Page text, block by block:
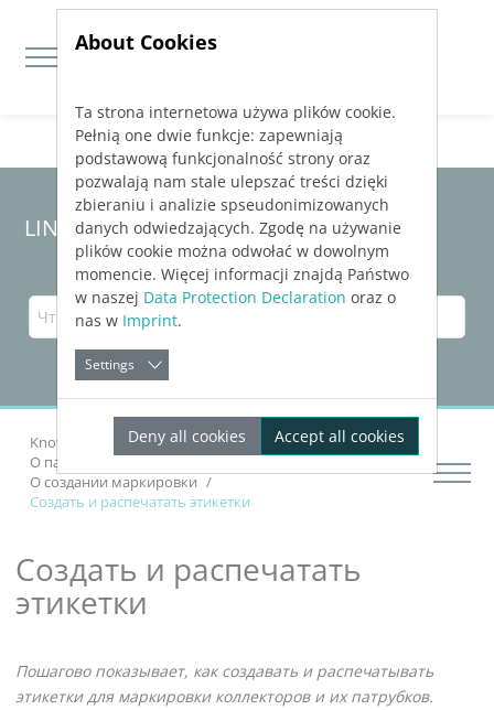
Jump directly to main navigation
Jump directly to content
LINEAR Solutions 24 для Revit
Knowledge Base Revit
Рассчитать компоненты
О панельном отоплении в
О создании маркировки
Создать и распечатать этикетки
Создать и распечатать
этикетки
Пошагово показывает, как создавать и распечатывать
этикетки для маркировки коллекторов и их патрубков.
About Cookies
Ta strona internetowa używa plików cookie.
Pełnią one dwie funkcje: zapewniają
podstawową funkcjonalność strony oraz
pozwalają nam stale ulepszać treści dzięki
zbieraniu i analizie spseudonimizowanych
danych odwiedzających. Zgodę na używanie
plików cookie można odwołać w dowolnym
momencie. Więcej informacji znajdą Państwo
w naszej Data Protection Declaration oraz o
nas w Imprint.
Settings
Deny all cookies Accept all cookies